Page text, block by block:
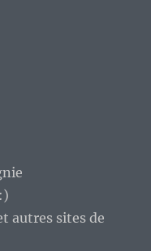
autres sites de